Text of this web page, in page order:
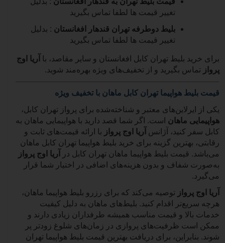
تغییر قیمت ها لطفا تماس بگیرید
بلیط دوطرفه تهران قندهار افغانستان : بدلیل
تغییر قیمت ها لطفا تماس بگیرید
برای خرید بلیط تهران کابل افغانستان و سایر مقاصد، با
آریا اوج
پرواز تماس بگیرید و از تخفیف‌های ویژه بهره‌مند شوید.
قیمت بلیط هواپیما تهران کابل ماهان با تخفیف ویژه
یکی از ایرلاین‌های معتبر و شناخته‌شده برای پرواز تهران کابل،
هواپیمایی ماهان است. اگر شما قصد دارید با هواپیمایی ماهان به
کابل سفر کنید، آژانس آریا اوج پرواز با ارائه قیمت‌های ثابت و
رقابتی، بهترین گزینه برای خرید بلیط هواپیما تهران کابل ماهان
می‌باشد. قیمت بلیط هواپیما ماهان تهران کابل در
آریا اوج پرواز
به‌صورت شفاف و بدون هزینه‌های اضافی در اختیار شما قرار
می‌گیرد.
آریا اوج پرواز توصیه می‌کند که برای رزرو بلیط هواپیما ماهان،
هرچه سریع‌تر اقدام کنید. بلیط‌های ماهان به دلیل کیفیت
خدمات بالا و قیمت مناسب همیشه طرفداران زیادی دارند و
ممکن است ظرفیت‌های پروازی در زمان‌های شلوغ زودتر پر
شوند. بنابراین، برای دریافت بهترین قیمت بلیط هواپیما تهران